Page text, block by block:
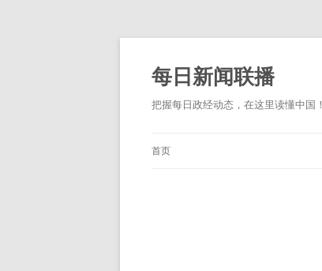
跳
正
文
每日新闻联播
把握每日政经动态，在这里读懂中国！
首页